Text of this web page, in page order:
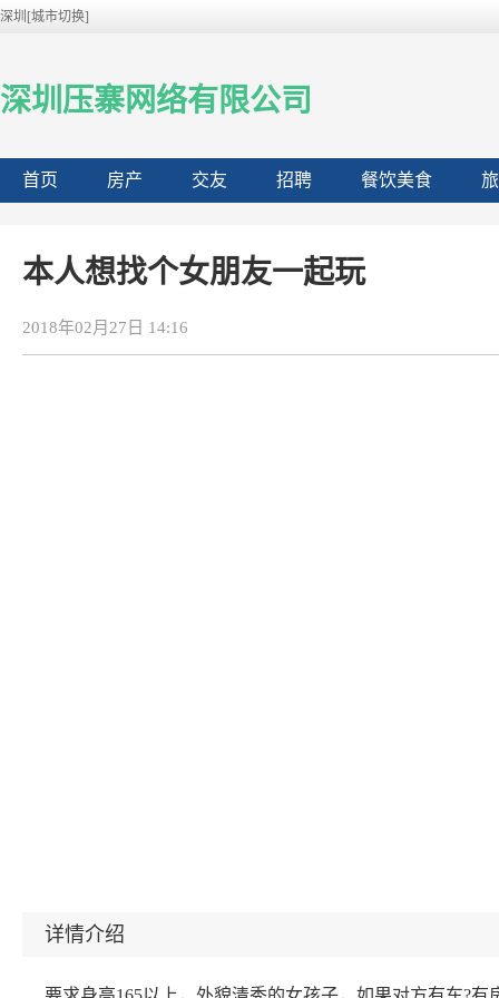
深圳[城市切换]
深圳压寨网络有限公司
首页 房产 交友 招聘 餐饮美食
本人想找个女朋友一起玩
2018年02月27日 14:16
详情介绍